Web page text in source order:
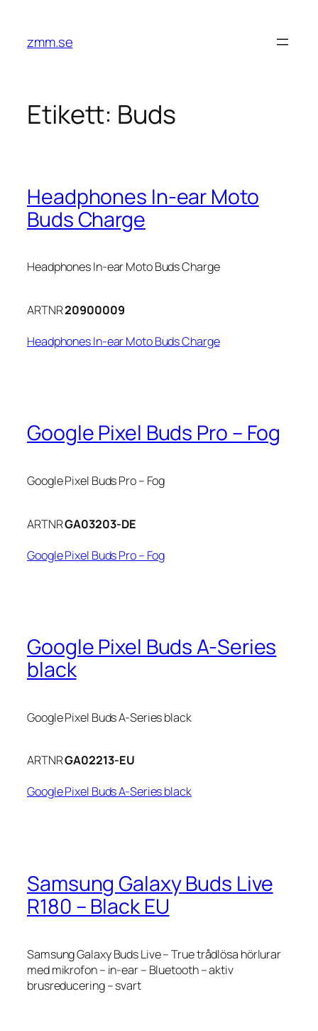
innehåll
zmm.se
Etikett: Buds
Headphones In-ear Moto
Buds Charge
Headphones In-ear Moto Buds Charge
ARTNR20900009
Headphones In-ear Moto Buds Charge
Google Pixel Buds Pro – Fog
Google Pixel Buds Pro – Fog
ARTNRGA03203-DE
Google Pixel Buds Pro – Fog
Google Pixel Buds A-Series
black
Google Pixel Buds A-Series black
ARTNRGA02213-EU
Google Pixel Buds A-Series black
Samsung Galaxy Buds Live
R180 – Black EU
Samsung Galaxy Buds Live – True trådlösa hörlurar
med mikrofon – in-ear – Bluetooth – aktiv
brusreducering – svart